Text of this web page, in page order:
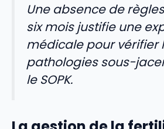
Une absence de
six mois justifie une
médicale pour vérifier
pathologies sous-
le SOPK.